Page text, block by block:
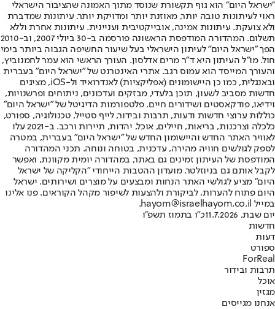
"ישראל היום" הוא גוף תקשורת שנוסד מתוך האמונה שהציבור הישראלי
ראוי לעיתונות טובה יותר, מאוזנת יותר ומדויקת יותר. עיתונות שמדברת
ולא צועקת. עיתונות אמינה, אובייקטיבית ועניינית. עיתונות אחרת וללא
תשלום. המהדורה המודפסת הראשונה פורסמה ב-30 ביולי 2007, וב-2010
הפך "ישראל היום" לעיתון הישראלי בעל שיעור החשיפה הגבוה ביותר בימי
חול. מו"ל העיתון היא ד"ר מרים אדלסון. העורך הראשי הוא עמר לחמנוביץ,
והעורך המייסד הוא עמוס רגב. אתרי האינטרנט של "ישראל היום" בעברית
ובאנגלית, כמו כן היישומונים (אפליקציות) לאנדרואיד ול-iOS, מציגים
חדשות מסביב לשעון, תוכן בלעדי, מבזקים ועדכונים, ניתוחים ופרשנויות,
וידיאו, פודקאסטים ושידורים חיים. פלטפורמות הדיגיטל של "ישראל היום"
כוללות ערוצי חדשות ודעות, תרבות ובידור, לייף סטייל, טכנולוגיה, ספורט,
כלכלה וצרכנות, בריאות, חיילים, אוכל, יהדות, תיירות ורכב. ב-2021 עלו
לאוויר האתר החדש והיישומון החדש של "ישראל היום" בעברית, במטרה
לספק לגולשים חוויה מהירה, עדכנית, בטוחה ונוחה. תכני המהדורה
המודפסת של העיתון זמינים גם באתר, במהדורה יומית מקוונת, ואפשר
לקבל אותם גם בניוזלטר. מועדון ההטבות הייחודי "הקליקה של ישראל
היום" מציע לגולשי האתר הנחות ומבצעים על מוצרים ושירותים. ישראל
היום פתוח להערות, לביקורת ולהצעות לשיפור מקהל הקוראים. פנו אלינו
במייל hayom@israelhayom.co.il.
יום שבת, 11.7.2026
כ"ו בתמוז תשפ"ו
חדשות
דעות
ספורט
ForReal
תרבות ובידור
אוכל
מגזין
אנחנו מגייסים